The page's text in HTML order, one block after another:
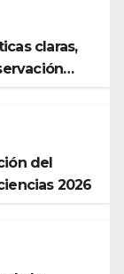
claras,
del
2026